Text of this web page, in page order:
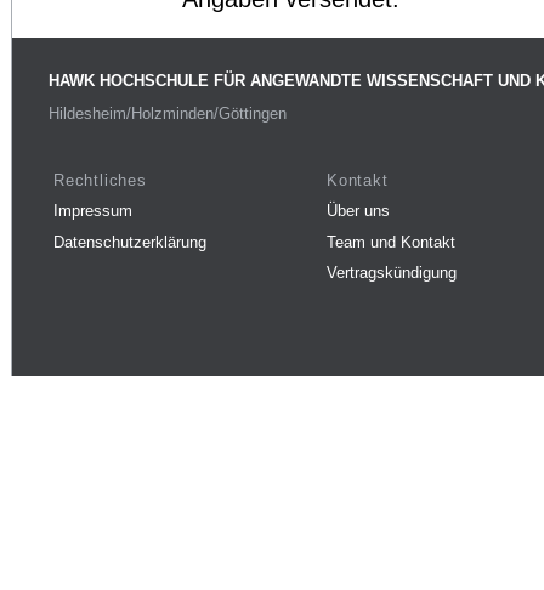
HAWK HOCHSCHULE FÜR ANGEWANDTE WISSENSCHAFT UND
Hildesheim/Holzminden/Göttingen
Rechtliches
Impressum
Datenschutzerklärung
Kontakt
Über uns
Team und Kontakt
Vertragskündigung